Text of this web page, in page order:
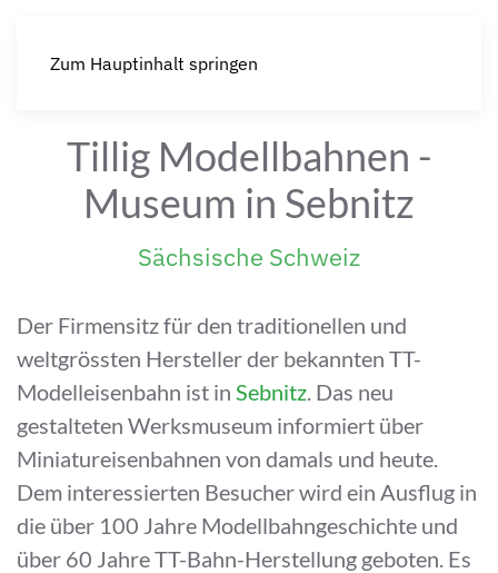
Zum Hauptinhalt springen
Tillig Modellbahnen -
Museum in Sebnitz
Sächsische Schweiz
Der Firmensitz für den traditionellen und
weltgrössten Hersteller der bekannten TT-
Modelleisenbahn ist in Sebnitz. Das neu
gestalteten Werksmuseum informiert über
Miniatureisenbahnen von damals und heute.
Dem interessierten Besucher wird ein Ausflug in
die über 100 Jahre Modellbahngeschichte und
über 60 Jahre TT-Bahn-Herstellung geboten. Es